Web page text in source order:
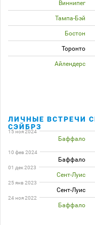
Виннипег
Тампа-Бэй
Бостон
Торонто
Айлендерс
ЛИЧНЫЕ ВСТРЕЧИ
СЭЙБРЗ
15 ноя 2024
Баффало
10 фев 2024
Баффало
01 дек 2023
Сент-Луис
25 янв 2023
Сент-Луис
24 ноя 2022
Баффало